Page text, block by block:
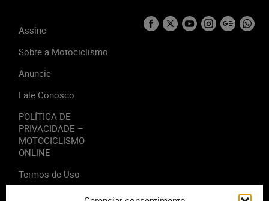
Assine
Sobre a Motociclismo
Anuncie
Fale Conosco
POLÍTICA DE
PRIVACIDADE –
MOTOCICLISMO
ONLINE
Termos de Uso